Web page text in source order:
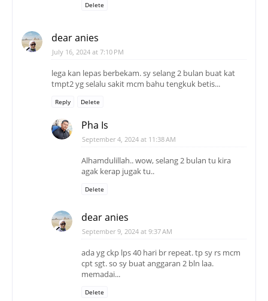
Delete
dear anies
July 16, 2024 at 7:10 PM
lega kan lepas berbekam. sy selang 2 bulan buat kat
tmpt2 yg selalu sakit mcm bahu tengkuk betis...
Reply Delete
Pha Is
September 4, 2024 at 11:38 AM
Alhamdulillah.. wow, selang 2 bulan tu kira
agak kerap jugak tu..
Delete
dear anies
September 9, 2024 at 9:37 AM
ada yg ckp lps 40 hari br repeat. tp sy rs mcm
cpt sgt. so sy buat anggaran 2 bln laa.
memadai...
Delete